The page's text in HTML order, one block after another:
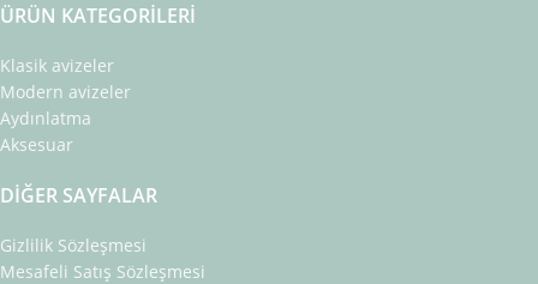
ÜRÜN KATEGORILERI
Klasik avizeler
Modern avizeler
Aydınlatma
Aksesuar
DIĞER SAYFALAR
Gizlilik Sözleşmesi
Mesafeli Satış Sözleşmesi